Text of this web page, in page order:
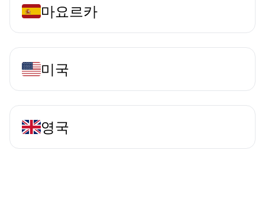
마요르카
미국
영국